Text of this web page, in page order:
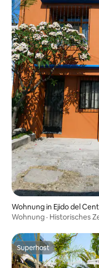
Wohnung in Ejido del
Wohnung · Historisches
Superhost
Superhost